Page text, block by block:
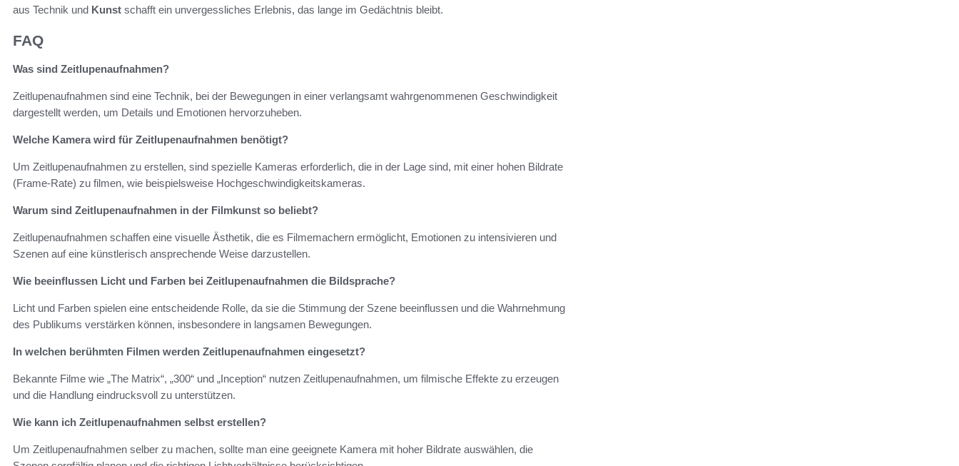
aus Technik und Kunst schafft ein unvergessliches Erlebnis, das lange im Gedächtnis bleibt.
FAQ
Was sind Zeitlupenaufnahmen?
Zeitlupenaufnahmen sind eine Technik, bei der Bewegungen in einer verlangsamt wahrgenommenen Geschwindigkeit
dargestellt werden, um Details und Emotionen hervorzuheben.
Welche Kamera wird für Zeitlupenaufnahmen benötigt?
Um Zeitlupenaufnahmen zu erstellen, sind spezielle Kameras erforderlich, die in der Lage sind, mit einer hohen Bildrate
(Frame-Rate) zu filmen, wie beispielsweise Hochgeschwindigkeitskameras.
Warum sind Zeitlupenaufnahmen in der Filmkunst so beliebt?
Zeitlupenaufnahmen schaffen eine visuelle Ästhetik, die es Filmemachern ermöglicht, Emotionen zu intensivieren und
Szenen auf eine künstlerisch ansprechende Weise darzustellen.
Wie beeinflussen Licht und Farben bei Zeitlupenaufnahmen die Bildsprache?
Licht und Farben spielen eine entscheidende Rolle, da sie die Stimmung der Szene beeinflussen und die Wahrnehmung
des Publikums verstärken können, insbesondere in langsamen Bewegungen.
In welchen berühmten Filmen werden Zeitlupenaufnahmen eingesetzt?
Bekannte Filme wie „The Matrix“, „300“ und „Inception“ nutzen Zeitlupenaufnahmen, um filmische Effekte zu erzeugen
und die Handlung eindrucksvoll zu unterstützen.
Wie kann ich Zeitlupenaufnahmen selbst erstellen?
Um Zeitlupenaufnahmen selber zu machen, sollte man eine geeignete Kamera mit hoher Bildrate auswählen, die